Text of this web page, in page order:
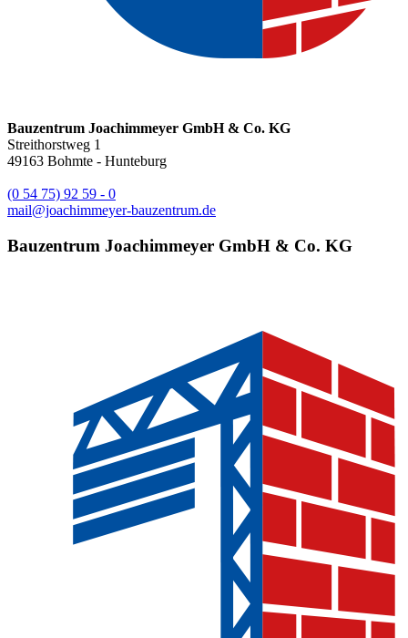
Bauzentrum Joachimmeyer GmbH & Co. KG
Streithorstweg 1
49163 Bohmte - Hunteburg
(0 54 75) 92 59 - 0
mail@joachimmeyer-bauzentrum.de
Bauzentrum Joachimmeyer GmbH & Co. KG